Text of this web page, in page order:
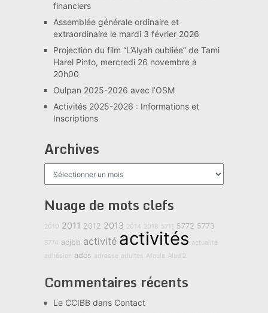
financiers
Assemblée générale ordinaire et
extraordinaire le mardi 3 février 2026
Projection du film “L’Alyah oubliée” de Tami
Harel Pinto, mercredi 26 novembre à
20h00
Oulpan 2025-2026 avec l’OSM
Activités 2025-2026 : Informations et
Inscriptions
Archives
Nuage de mots clefs
2010 2011 2012 2013 2014 2018 5711 5772 5773
5774 acjbb activité activités actualité
adhésion ados adresse adultes Afoula Alad'2
Commentaires récents
Le CCIBBdans Contact